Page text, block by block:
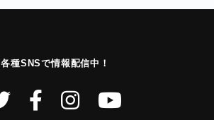
各種SNSで情報配信中！